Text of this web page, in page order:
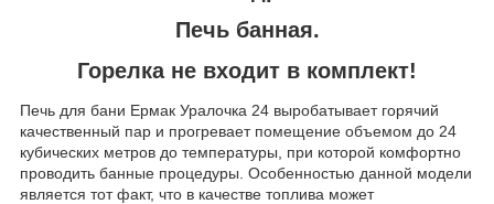
Печь банная.
Горелка не входит в комплект!
Печь для бани Ермак Уралочка 24 выробатывает горячий
качественный пар и прогревает помещение объемом до 24
кубических метров до температуры, при которой комфортно
проводить банные процедуры. Особенностью данной модели
является тот факт, что в качестве топлива может